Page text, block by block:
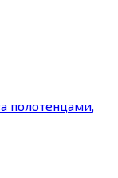
полотенцами,